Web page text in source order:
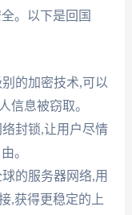
。以下是回国
的加密技术,可以
信息被窃取。
封锁,让用户尽情
。
的服务器网络,用
,获得更稳定的上